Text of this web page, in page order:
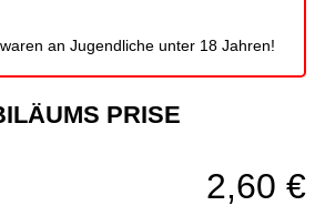
an Jugendliche unter 18 Jahren!
PRISE
2,60 €